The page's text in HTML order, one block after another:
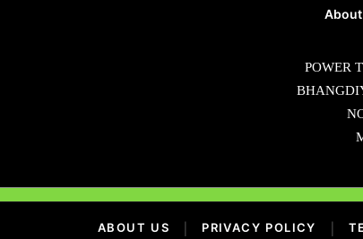
POWER
ABOUT US PRIVACY POLICY